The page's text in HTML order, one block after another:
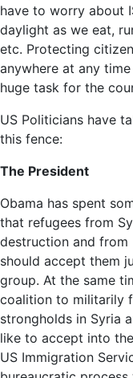
have to worry about
daylight as we eat,
etc. Protecting
anywhere at any
huge task for the
US Politicians have
this fence:
The President
Obama has spent
that refugees from
destruction and from
should accept them
group. At the same
coalition to militarily
strongholds in Syria
like to accept into
US Immigration